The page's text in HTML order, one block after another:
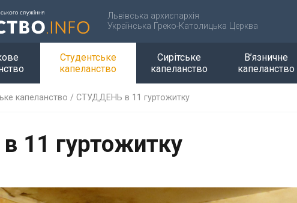
Львівська архиєпархія
Українська Греко-Католицька Церква
Студентське
капеланство
Сирітське
капеланство
В’язничне
капеланство
капеланство / СТУДДЕНЬ в 11 гуртожитку
11 гуртожитку